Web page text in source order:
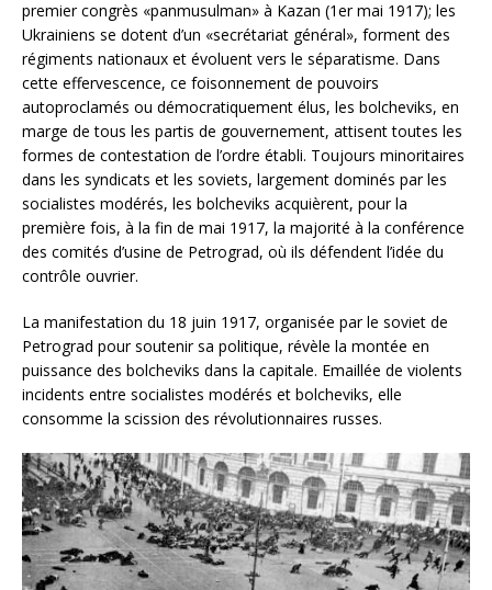
premier congrès «panmusulman» à Kazan (1er mai 1917); les
Ukrainiens se dotent d’un «secrétariat général», forment des
régiments nationaux et évoluent vers le séparatisme. Dans
cette effervescence, ce foisonnement de pouvoirs
autoproclamés ou démocratiquement élus, les bolcheviks, en
marge de tous les partis de gouvernement, attisent toutes les
formes de contestation de l’ordre établi. Toujours minoritaires
dans les syndicats et les soviets, largement dominés par les
socialistes modérés, les bolcheviks acquièrent, pour la
première fois, à la fin de mai 1917, la majorité à la conférence
des comités d’usine de Petrograd, où ils défendent l’idée du
contrôle ouvrier.
La manifestation du 18 juin 1917, organisée par le soviet de
Petrograd pour soutenir sa politique, révèle la montée en
puissance des bolcheviks dans la capitale. Emaillée de violents
incidents entre socialistes modérés et bolcheviks, elle
consomme la scission des révolutionnaires russes.